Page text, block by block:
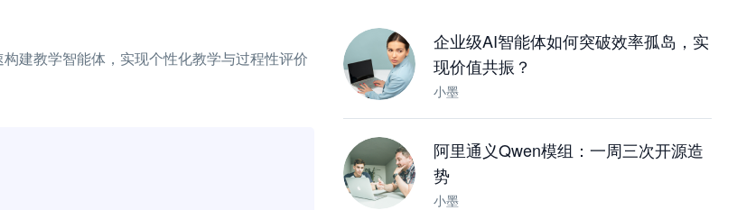
建教学智能体，实现个性化教学与过程性评价
企业级AI智能体如何突破效率孤岛，实
现价值共振？
小墨
阿里通义Qwen模组：一周三次开源造
势
小墨